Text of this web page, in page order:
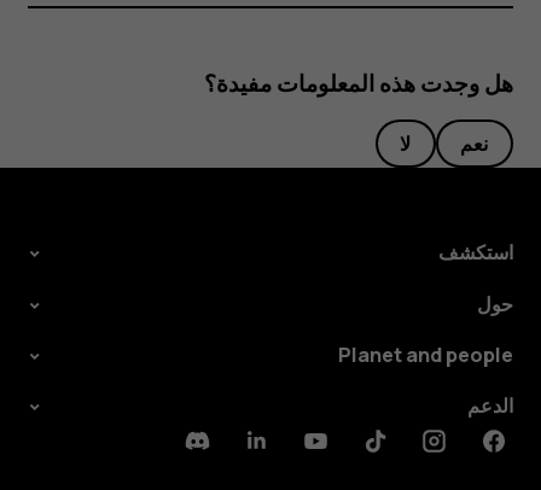
هل وجدت هذه المعلومات مفيدة؟
نعم لا
استكشف
حول
Planet and people
الدعم
Facebook
Instagram
Tiktok
Youtube
Linkedin
Discord